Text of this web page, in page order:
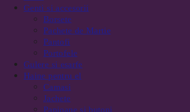
Genti si accesorii
Borsete
Pachete de Martie
Pantofi
Portofele
Gulere si esarfe
Haine pentru el
Camasi
Jachete
Papioane si butoni